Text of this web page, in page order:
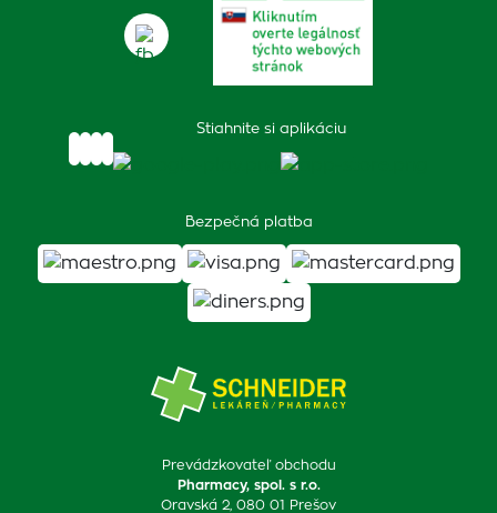
Prevádzkovateľ obchodu
Pharmacy, spol. s r.o.
Oravská 2, 080 01 Prešov
Stiahnite si aplikáciu
Bezpečná platba